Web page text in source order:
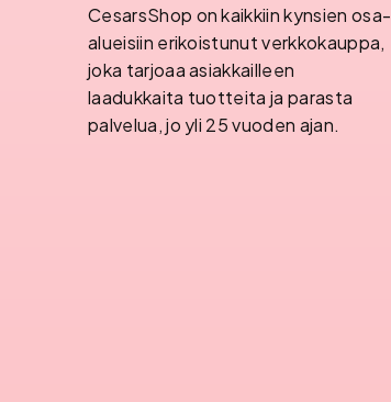
CesarsShop on kaikkiin kynsien osa-
alueisiin erikoistunut verkkokauppa,
joka tarjoaa asiakkailleen
laadukkaita tuotteita ja parasta
palvelua, jo yli 25 vuoden ajan.